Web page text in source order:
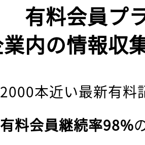
有料会員プ
内の情報収
2000本近い最新有料
有料会員継続率98%